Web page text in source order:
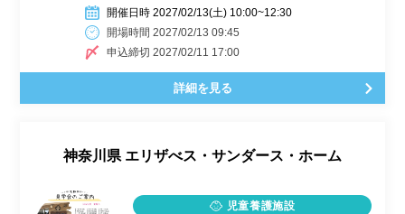
開催日時 2027/02/13(土) 10:00~12:30
開場時間 2027/02/13 09:45
申込締切 2027/02/11 17:00
詳細を見る
神奈川県 エリザべス・サンダース・ホーム
児童養護施設